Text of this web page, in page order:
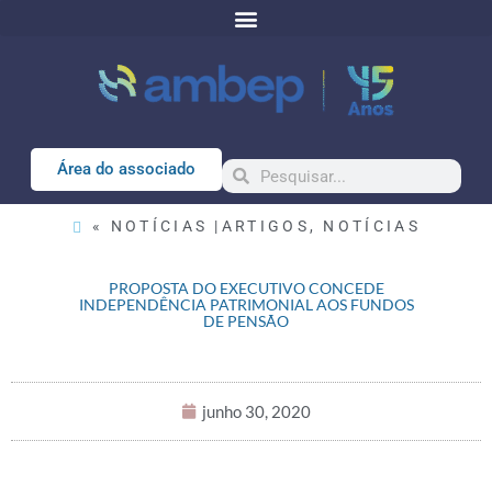
Área do associado
« NOTÍCIAS | ARTIGOS , NOTÍCIAS
PROPOSTA DO EXECUTIVO CONCEDE
INDEPENDÊNCIA PATRIMONIAL AOS FUNDOS
DE PENSÃO
junho 30, 2020